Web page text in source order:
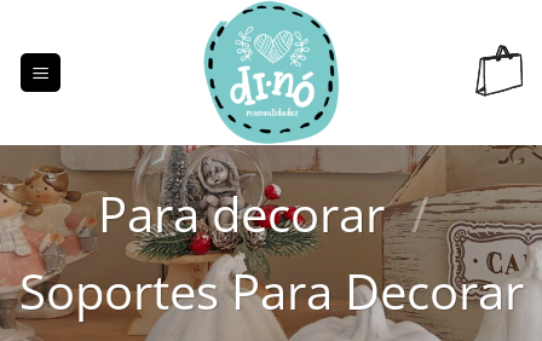
contenido
Para decorar /
Soportes Para Decorar